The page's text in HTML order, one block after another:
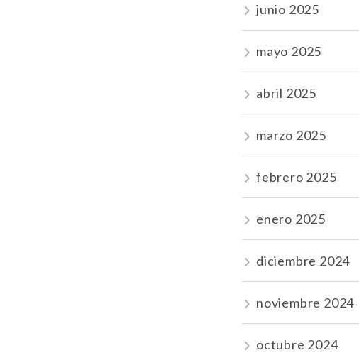
junio 2025
mayo 2025
abril 2025
marzo 2025
febrero 2025
enero 2025
diciembre 2024
noviembre 2024
octubre 2024